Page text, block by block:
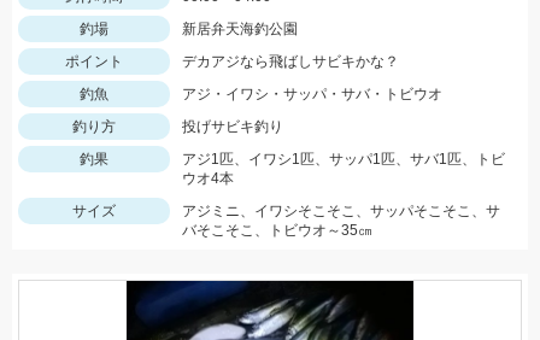
釣場
新居弁天海釣公園
ポイント
デカアジなら飛ばしサビキかな？
釣魚
アジ・イワシ・サッパ・サバ・トビウオ
釣り方
投げサビキ釣り
釣果
アジ1匹、イワシ1匹、サッパ1匹、サバ1匹、トビ
ウオ4本
サイズ
アジミニ、イワシそこそこ、サッパそこそこ、サ
バそこそこ、トビウオ～35㎝